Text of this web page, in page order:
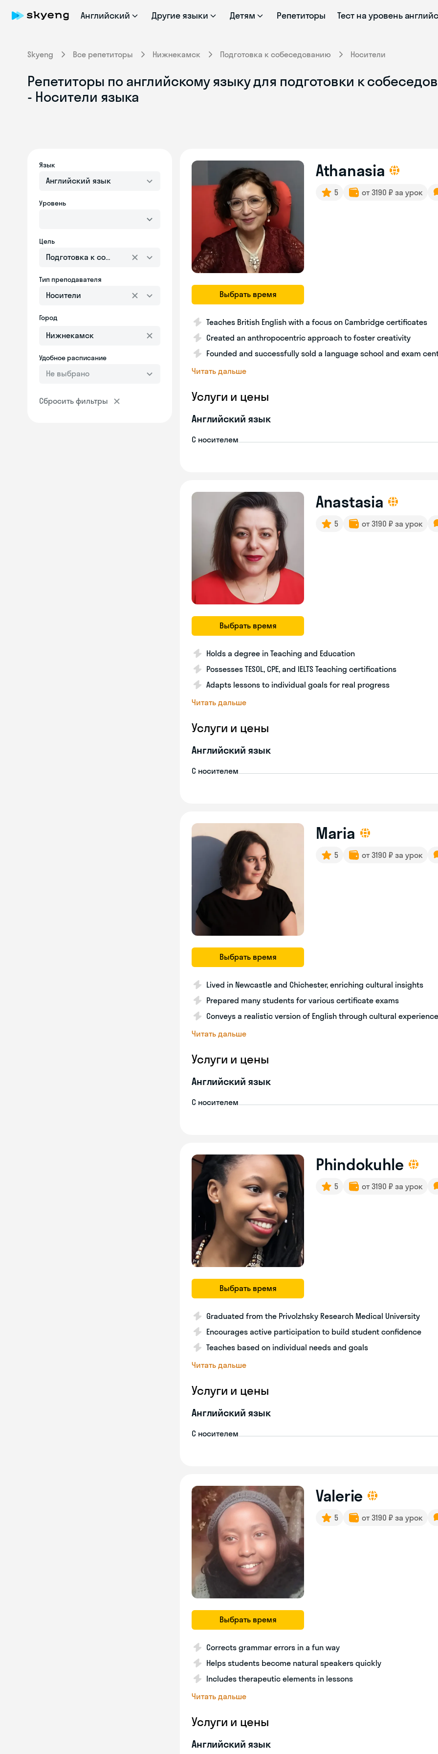
Английский Другие языки Детям Репетиторы Тест на уровень
Skyeng Все репетиторы Нижнекамск Подготовка к собеседованию Носители
Репетиторы по английскому языку для подготовки к
- Носители языка
Язык
Английский язык
Уровень
Цель
Подготовка к собеседованию
Тип преподавателя
Носители
Город
Удобное расписание
Не выбрано
Сбросить фильтры
Выбрать время
Athanasia
5 от 3190 ₽ за урок
Teaches British English with a focus on Cambridge certificates
Created an anthropocentric approach to foster creativity
Founded and successfully sold a language school and exam
Читать дальше
Услуги и цены
Английский язык
С носителем
Выбрать время
Anastasia
5 от 3190 ₽ за урок
Holds a degree in Teaching and Education
Possesses TESOL, CPE, and IELTS Teaching certifications
Adapts lessons to individual goals for real progress
Читать дальше
Услуги и цены
Английский язык
С носителем
Выбрать время
Maria
5 от 3190 ₽ за урок
Lived in Newcastle and Chichester, enriching cultural insights
Prepared many students for various certificate exams
Conveys a realistic version of English through cultural
Читать дальше
Услуги и цены
Английский язык
С носителем
Выбрать время
Phindokuhle
5 от 3190 ₽ за урок
Graduated from the Privolzhsky Research Medical University
Encourages active participation to build student confidence
Teaches based on individual needs and goals
Читать дальше
Услуги и цены
Английский язык
С носителем
Выбрать время
Valerie
5 от 3190 ₽ за урок
Corrects grammar errors in a fun way
Helps students become natural speakers quickly
Includes therapeutic elements in lessons
Читать дальше
Услуги и цены
Английский язык